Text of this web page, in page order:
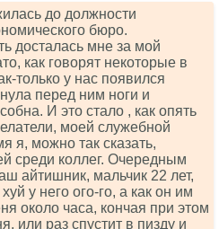
до должности
бюро.
досталась мне за мой
как говорят некоторые в
только у нас появился
перед ним ноги и
И это стало , как опять
моей служебной
я, можно так сказать,
среди коллег. Очередным
айтишник, мальчик 22 лет,
у него ого-го, а как он им
около часа, кончая при этом
или раз спустит в пизду и